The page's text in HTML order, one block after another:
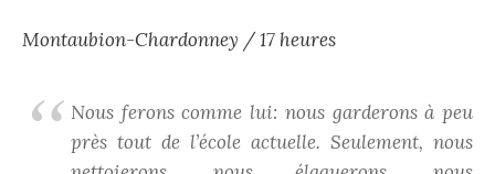
Montaubion-Chardonney / 17 heures
Nous ferons comme lui: nous garderons à peu
près tout de l’école actuelle. Seulement, nous